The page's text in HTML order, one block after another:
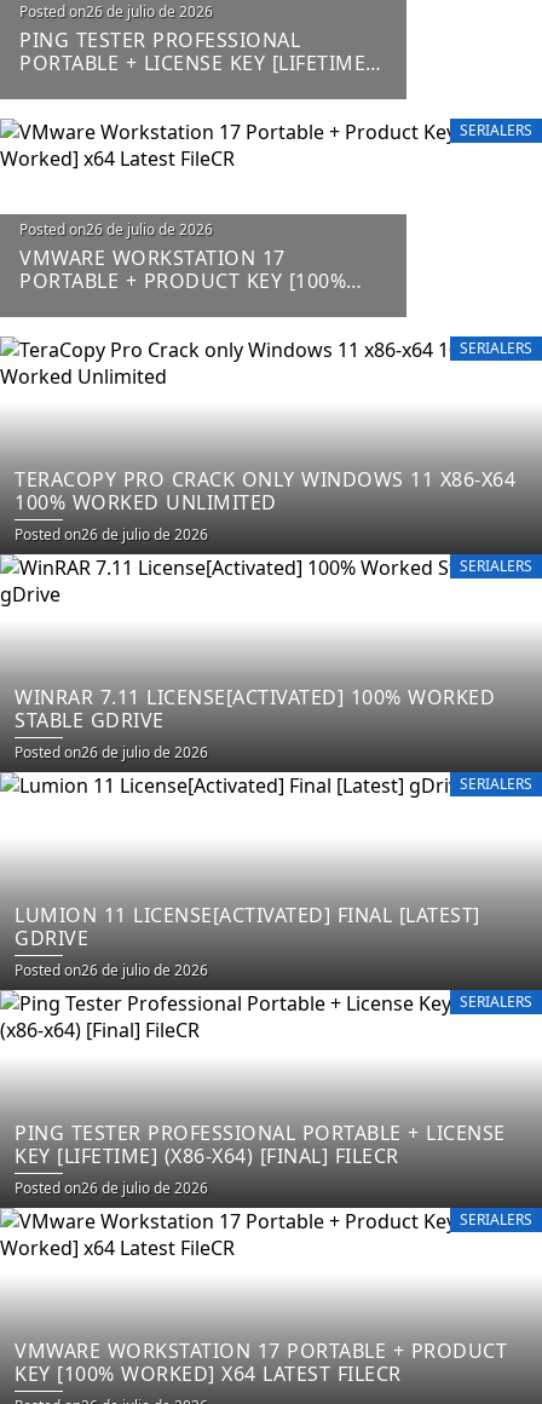
Posted on26 de julio de 2026
PING TESTER PROFESSIONAL
PORTABLE + LICENSE KEY [LIFETIME]
SERIALERS
Posted on26 de julio de 2026
VMWARE WORKSTATION 17
PORTABLE + PRODUCT KEY [100%
SERIALERS
TERACOPY PRO CRACK ONLY WINDOWS 11 X86-X64
100% WORKED UNLIMITED
Posted on26 de julio de 2026
SERIALERS
WINRAR 7.11 LICENSE[ACTIVATED] 100% WORKED
STABLE GDRIVE
Posted on26 de julio de 2026
SERIALERS
LUMION 11 LICENSE[ACTIVATED] FINAL [LATEST]
GDRIVE
Posted on26 de julio de 2026
SERIALERS
PING TESTER PROFESSIONAL PORTABLE + LICENSE
KEY [LIFETIME] (X86-X64) [FINAL] FILECR
Posted on26 de julio de 2026
SERIALERS
VMWARE WORKSTATION 17 PORTABLE + PRODUCT
KEY [100% WORKED] X64 LATEST FILECR